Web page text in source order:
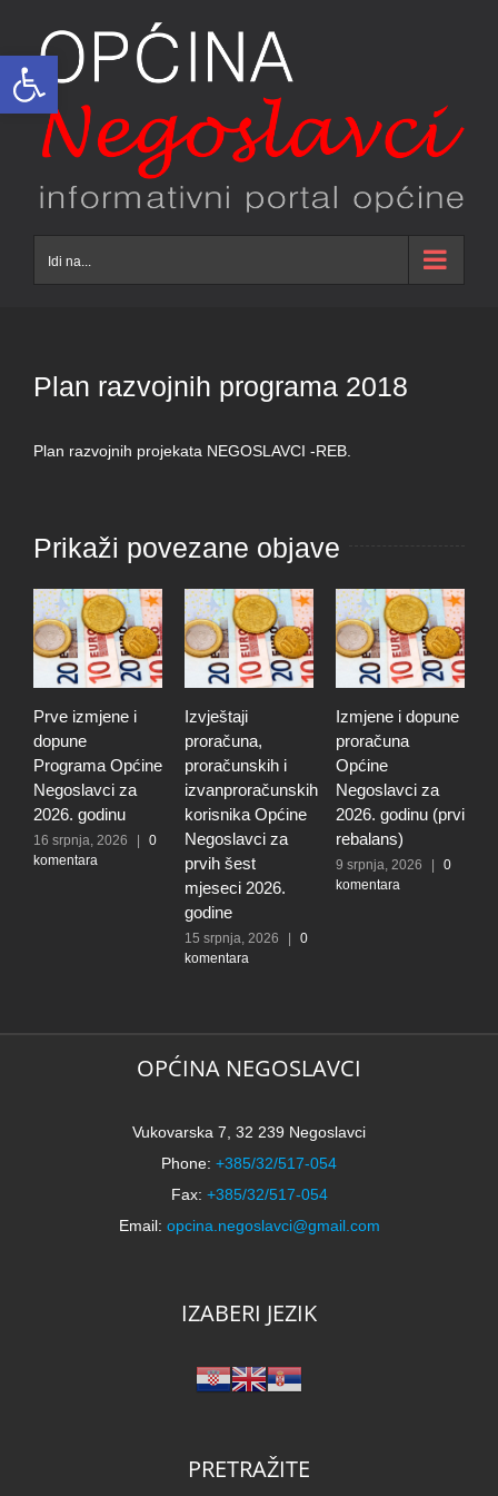
Open toolbar
content
Idi na...
Plan razvojnih programa 2018
Plan razvojnih projekata NEGOSLAVCI -REB.
Prikaži povezane objave
Prve izmjene i
dopune
Programa Općine
Negoslavci za
2026. godinu
16 srpnja, 2026
0
komentara
Izvještaji
proračuna,
proračunskih i
izvanproračunskih
korisnika Općine
Negoslavci za
prvih šest
mjeseci 2026.
godine
15 srpnja, 2026
0
komentara
Izmjene i dopune
proračuna
Općine
Negoslavci za
2026. godinu (prvi
rebalans)
9 srpnja, 2026
0
komentara
OPĆINA NEGOSLAVCI
Vukovarska 7, 32 239 Negoslavci
Phone: +385/32/517-054
Fax: +385/32/517-054
Email: opcina.negoslavci@gmail.com
IZABERI JEZIK
PRETRAŽITE